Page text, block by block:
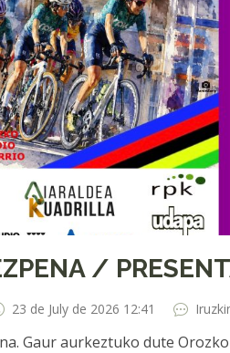
/
23 de July de 2026 12:41
Gaur aurkeztuko dute